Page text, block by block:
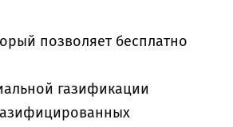
позволяет бесплатно
газификации